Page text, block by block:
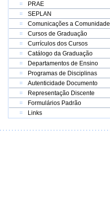
PRAE
SEPLAN
Comunicações a Comunidade
Cursos de Graduação
Currículos dos Cursos
Catálogo da Graduação
Departamentos de Ensino
Programas de Disciplinas
Autenticidade Documento
Representação Discente
Formulários Padrão
Links